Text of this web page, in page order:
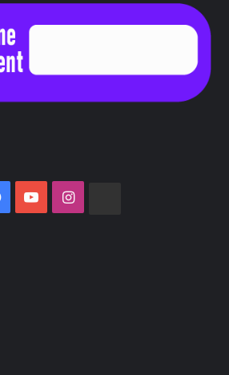
Facebook
YouTubeInstagram